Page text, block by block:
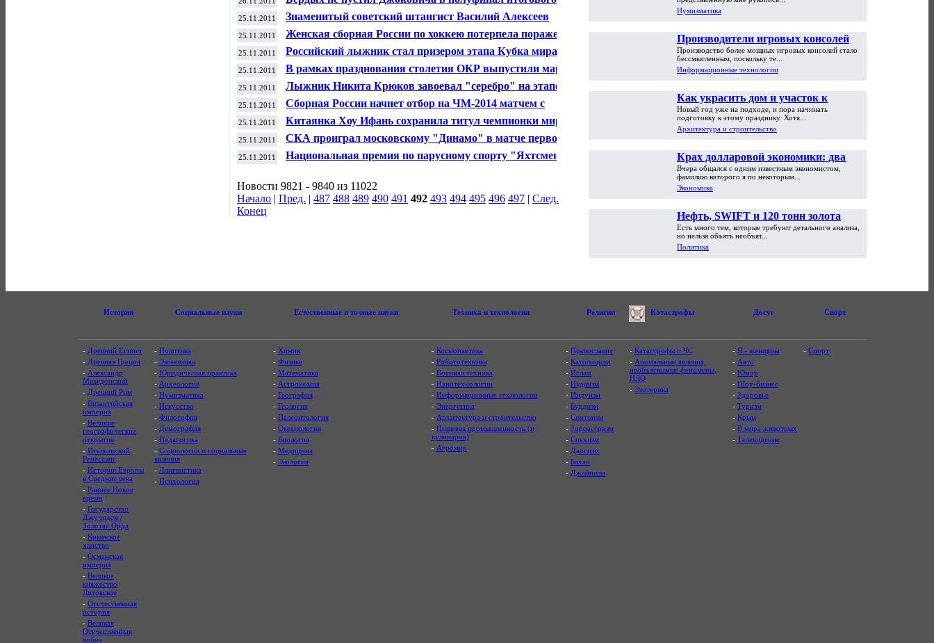
турнира ATP
25.11.2011
Знаменитый советский штангист Василий Алексеев
скончался в клинике в Германии
25.11.2011
Женская сборная России по хоккею потерпела поражение
на старте канадского турне
25.11.2011 Российский лыжник стал призером этапа Кубка мира
25.11.2011
В рамках празднования столетия ОКР выпустили марки,
посвященные этому событию
25.11.2011
Лыжник Никита Крюков завоевал "серебро" на этапе
Кубка мира в Финляндии
25.11.2011
Сборная России начнет отбор на ЧМ-2014 матчем с
Северной Ирландией
25.11.2011
Китаянка Хоу Ифань сохранила титул чемпионки мира по
шахматам
25.11.2011
СКА проиграл московскому "Динамо" в матче первого
этапа КХЛ
25.11.2011
Национальная премия по парусному спорту "Яхтсмен
Новости 9821 - 9840 из 11022
Начало | Пред. | 487 488 489 490 491 492 493 494 495 496 497 | След.
Конец
Средневековья"
Нумизматика
Производители игровых консолей
достигли предела возможностей
Производство более мощных игровых консолей стало
бессмысленным, поскольку те...
Информационные технологии
Как украсить дом и участок к
Новому году
Новый год уже на подходе, и пора начинать
подготовку к этому празднику. Хотя...
Архитектура и строительство
Крах долларовой экономики: два
пути обрушения
Вчера общался с одним известным экономистом,
фамилию которого я по некоторым...
Экономика
Нефть, SWIFT и 120 тонн золота
Есть много тем, которые требуют детального анализа,
но нельзя объять необъят...
Политика
История Социальные науки Естественные и точные науки Техника и технологии Религии Катастрофы Досуг Спорт
- Древний Египет
- Древняя Греция
- Александр
Македонский
- Древний Рим
- Византийская
империя
- Великие
географические
открытия
- Итальянский
Ренессанс
- История Европы
в Средние века
- Раннее Новое
время
- Государство
Джучидов /
Золотая Орда
- Крымское
ханство
- Османская
империя
- Великое
княжество
Литовское
- Отечественная
история
- Великая
Отечественная
война
- Политика
- Экономика
- Юридическая практика
- Археология
- Нумизматика
- Искусство
- Философия
- Демография
- Педагогика
- Социология и социальные
явления
- Лингвистика
- Психология
- Химия
- Физика
- Математика
- Астрономия
- География
- Геология
- Палеонтология
- Океанология
- Биология
- Медицина
- Экология
- Космонавтика
- Робототехника
- Военная техника
- Нанотехнологии
- Информационные технологии
- Энергетика
- Архитектура и строительство
- Пищевая промышленность (и
кулинария)
- Агромир
-Православие
-Католицизм
-Ислам
-Иудаизм
-Индуизм
-Буддизм
-Синтоизм
-Зороастризм
-Сикхизм
- Даосизм
-Бахаи
- Джайнизм
- Катастрофы и ЧС
- Аномальные явления,
необъяснимые феномены,
НЛО
- Эзотерика
- Я - женщина
- Авто
- Юмор
- Шоу-бизнес
- Здоровье
- Туризм
- Крым
- В мире животных
- Телевидение
-Спорт